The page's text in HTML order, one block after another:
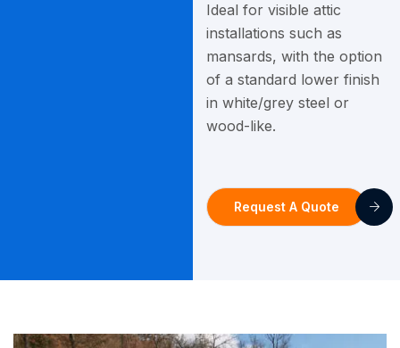
Ideal for visible attic
installations such as
mansards, with the option
of a standard lower finish
in white/grey steel or
wood-like.
Request A Quote